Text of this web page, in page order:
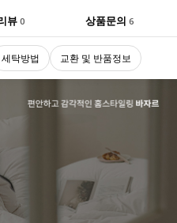
뷰 0 상품문의6
세탁방법 교환 및 반품정보